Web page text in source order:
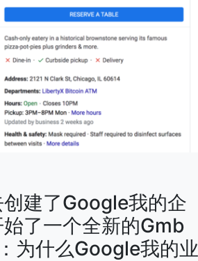
建了Google我的企
了一个全新的Gmb
为什么Google我的业